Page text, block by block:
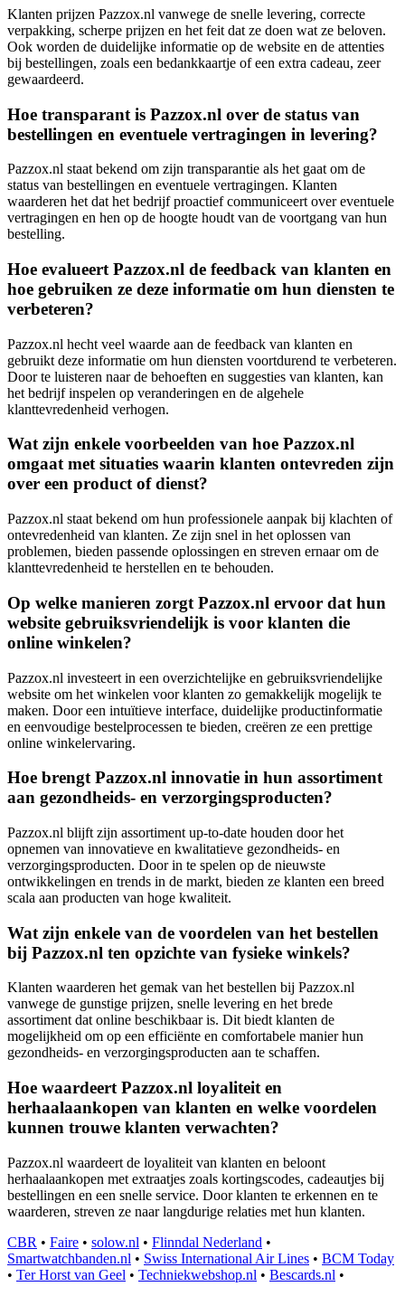
Klanten prijzen Pazzox.nl vanwege de snelle levering, correcte
verpakking, scherpe prijzen en het feit dat ze doen wat ze beloven.
Ook worden de duidelijke informatie op de website en de attenties
bij bestellingen, zoals een bedankkaartje of een extra cadeau, zeer
gewaardeerd.
Hoe transparant is Pazzox.nl over de status van
bestellingen en eventuele vertragingen in levering?
Pazzox.nl staat bekend om zijn transparantie als het gaat om de
status van bestellingen en eventuele vertragingen. Klanten
waarderen het dat het bedrijf proactief communiceert over eventuele
vertragingen en hen op de hoogte houdt van de voortgang van hun
bestelling.
Hoe evalueert Pazzox.nl de feedback van klanten en
hoe gebruiken ze deze informatie om hun diensten te
verbeteren?
Pazzox.nl hecht veel waarde aan de feedback van klanten en
gebruikt deze informatie om hun diensten voortdurend te verbeteren.
Door te luisteren naar de behoeften en suggesties van klanten, kan
het bedrijf inspelen op veranderingen en de algehele
klanttevredenheid verhogen.
Wat zijn enkele voorbeelden van hoe Pazzox.nl
omgaat met situaties waarin klanten ontevreden zijn
over een product of dienst?
Pazzox.nl staat bekend om hun professionele aanpak bij klachten of
ontevredenheid van klanten. Ze zijn snel in het oplossen van
problemen, bieden passende oplossingen en streven ernaar om de
klanttevredenheid te herstellen en te behouden.
Op welke manieren zorgt Pazzox.nl ervoor dat hun
website gebruiksvriendelijk is voor klanten die
online winkelen?
Pazzox.nl investeert in een overzichtelijke en gebruiksvriendelijke
website om het winkelen voor klanten zo gemakkelijk mogelijk te
maken. Door een intuïtieve interface, duidelijke productinformatie
en eenvoudige bestelprocessen te bieden, creëren ze een prettige
online winkelervaring.
Hoe brengt Pazzox.nl innovatie in hun assortiment
aan gezondheids- en verzorgingsproducten?
Pazzox.nl blijft zijn assortiment up-to-date houden door het
opnemen van innovatieve en kwalitatieve gezondheids- en
verzorgingsproducten. Door in te spelen op de nieuwste
ontwikkelingen en trends in de markt, bieden ze klanten een breed
scala aan producten van hoge kwaliteit.
Wat zijn enkele van de voordelen van het bestellen
bij Pazzox.nl ten opzichte van fysieke winkels?
Klanten waarderen het gemak van het bestellen bij Pazzox.nl
vanwege de gunstige prijzen, snelle levering en het brede
assortiment dat online beschikbaar is. Dit biedt klanten de
mogelijkheid om op een efficiënte en comfortabele manier hun
gezondheids- en verzorgingsproducten aan te schaffen.
Hoe waardeert Pazzox.nl loyaliteit en
herhaalaankopen van klanten en welke voordelen
kunnen trouwe klanten verwachten?
Pazzox.nl waardeert de loyaliteit van klanten en beloont
herhaalaankopen met extraatjes zoals kortingscodes, cadeautjes bij
bestellingen en een snelle service. Door klanten te erkennen en te
waarderen, streven ze naar langdurige relaties met hun klanten.
CBR • Faire • solow.nl • Flinndal Nederland •
Smartwatchbanden.nl • Swiss International Air Lines • BCM Today
• Ter Horst van Geel • Techniekwebshop.nl • Bescards.nl •